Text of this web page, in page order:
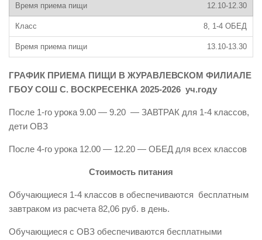
12.10-12.30
8, 1-4 ОБЕД
13.10-13.30
ГРАФИК ПРИЕМА ПИЩИ В ЖУРАВЛЕВСКОМ ФИЛИАЛЕ
ГБОУ СОШ С. ВОСКРЕСЕНКА 2025-2026 уч.году
После 1-го урока 9.00 — 9.20 — ЗАВТРАК для 1-4 классов,
дети ОВЗ
После 4-го урока 12.00 — 12.20 — ОБЕД для всех классов
Стоимость питания
Обучающиеся 1-4 классов в обеспечиваются бесплатным
завтраком из расчета 82,06 руб. в день.
Обучающиеся с ОВЗ обеспечиваются бесплатными